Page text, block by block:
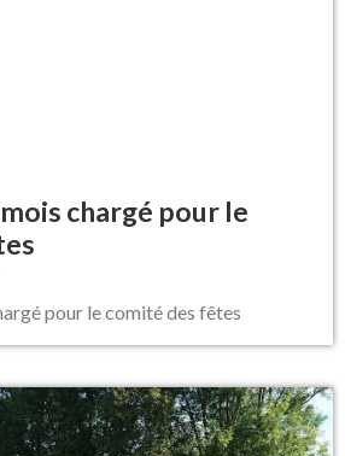
chargé pour le
pour le comité des fêtes